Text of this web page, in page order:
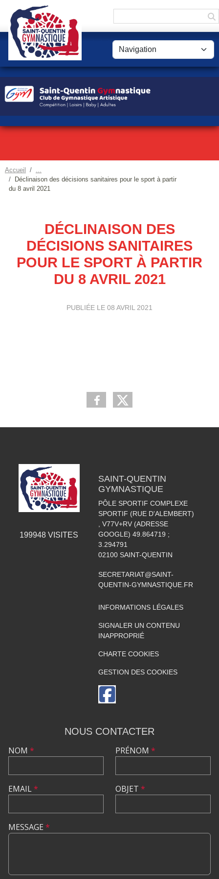
Accueil
Déclinaison des décisions sanitaires pour le sport à partir
du 8 avril 2021
DÉCLINAISON DES
DÉCISIONS SANITAIRES
POUR LE SPORT À PARTIR
DU 8 AVRIL 2021
PUBLIÉE LE 08 AVRIL 2021
199948 VISITES
SAINT-QUENTIN
GYMNASTIQUE
PÔLE SPORTIF COMPLEXE
SPORTIF (RUE D'ALEMBERT)
, V77V+RV (ADRESSE
GOOGLE) 49.864719 ;
3.294791
02100 SAINT-QUENTIN
SECRETARIAT@SAINT-
QUENTIN-GYMNASTIQUE.FR
INFORMATIONS LÉGALES
SIGNALER UN CONTENU
INAPPROPRIÉ
CHARTE COOKIES
GESTION DES COOKIES
NOUS CONTACTER
NOM *
EMAIL*
PRÉNOM *
OBJET *
MESSAGE *
Panneau de gestion des cookies